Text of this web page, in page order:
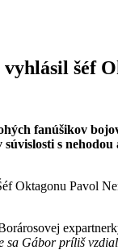
šéf
fanúšikov
s
Oktagonu Pavol
sa Gábor príliš